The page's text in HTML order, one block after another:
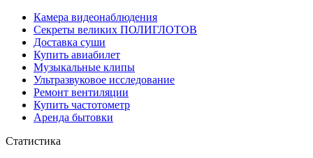
Камера видеонаблюдения
Секреты великих ПОЛИГЛОТОВ
Доставка суши
Купить авиабилет
Музыкальные клипы
Ультразвуковое исследование
Ремонт вентиляции
Купить частотометр
Аренда бытовки
Статистика